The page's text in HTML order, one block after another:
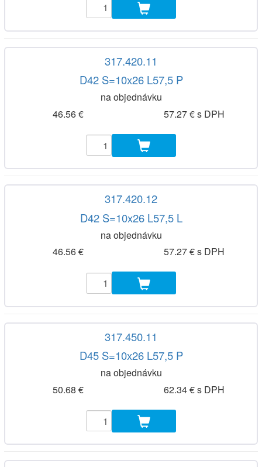
317.420.11
D42 S=10x26 L57,5 P
na objednávku
46.56 €
57.27 € s DPH
317.420.12
D42 S=10x26 L57,5 L
na objednávku
46.56 €
57.27 € s DPH
317.450.11
D45 S=10x26 L57,5 P
na objednávku
50.68 €
62.34 € s DPH